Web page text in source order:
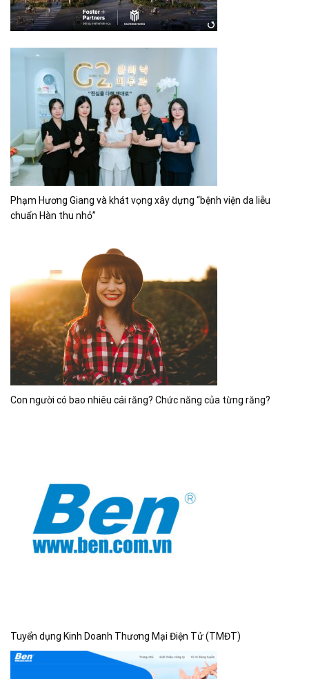
Phạm Hương Giang và khát vọng xây dựng “bệnh viện da liễu
chuẩn Hàn thu nhỏ”
Con người có bao nhiêu cái răng? Chức năng của từng răng?
Tuyển dụng Kinh Doanh Thương Mại Điện Tử (TMĐT)